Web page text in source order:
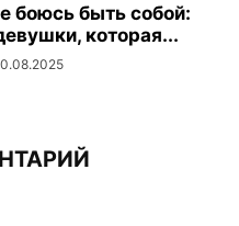
боюсь быть собой:
которая...